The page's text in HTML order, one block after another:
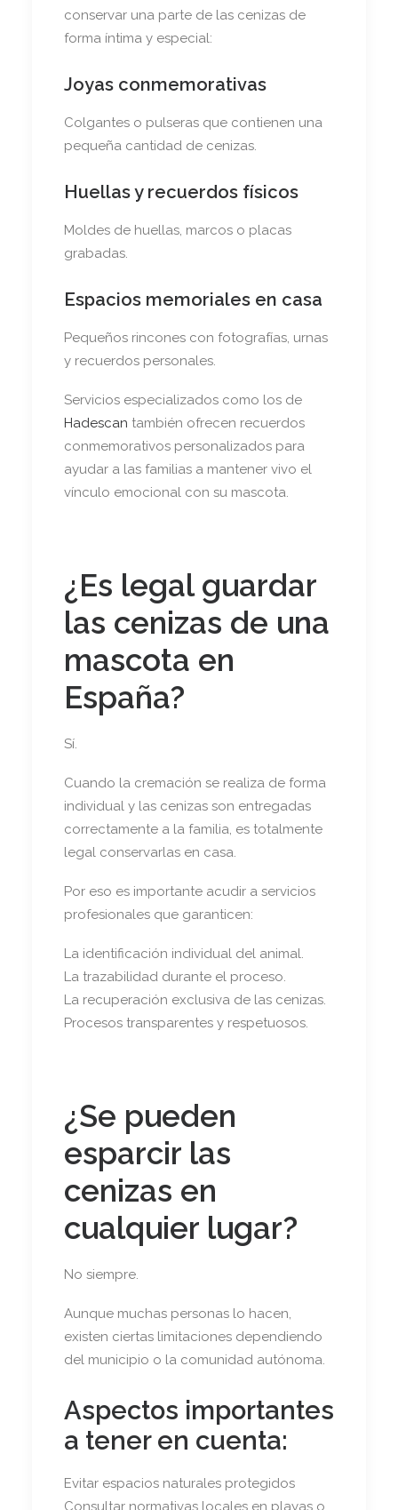
conservar una parte de las cenizas de
forma íntima y especial:
Joyas conmemorativas
Colgantes o pulseras que contienen una
pequeña cantidad de cenizas.
Huellas y recuerdos físicos
Moldes de huellas, marcos o placas
grabadas.
Espacios memoriales en casa
Pequeños rincones con fotografías, urnas
y recuerdos personales.
Servicios especializados como los de
Hadescan también ofrecen recuerdos
conmemorativos personalizados para
ayudar a las familias a mantener vivo el
vínculo emocional con su mascota.
¿Es legal guardar
las cenizas de una
mascota en
España?
Sí.
Cuando la cremación se realiza de forma
individual y las cenizas son entregadas
correctamente a la familia, es totalmente
legal conservarlas en casa.
Por eso es importante acudir a servicios
profesionales que garanticen:
La identificación individual del animal.
La trazabilidad durante el proceso.
La recuperación exclusiva de las cenizas.
Procesos transparentes y respetuosos.
¿Se pueden
esparcir las
cenizas en
cualquier lugar?
No siempre.
Aunque muchas personas lo hacen,
existen ciertas limitaciones dependiendo
del municipio o la comunidad autónoma.
Aspectos importantes
a tener en cuenta:
Evitar espacios naturales protegidos
Consultar normativas locales en playas o